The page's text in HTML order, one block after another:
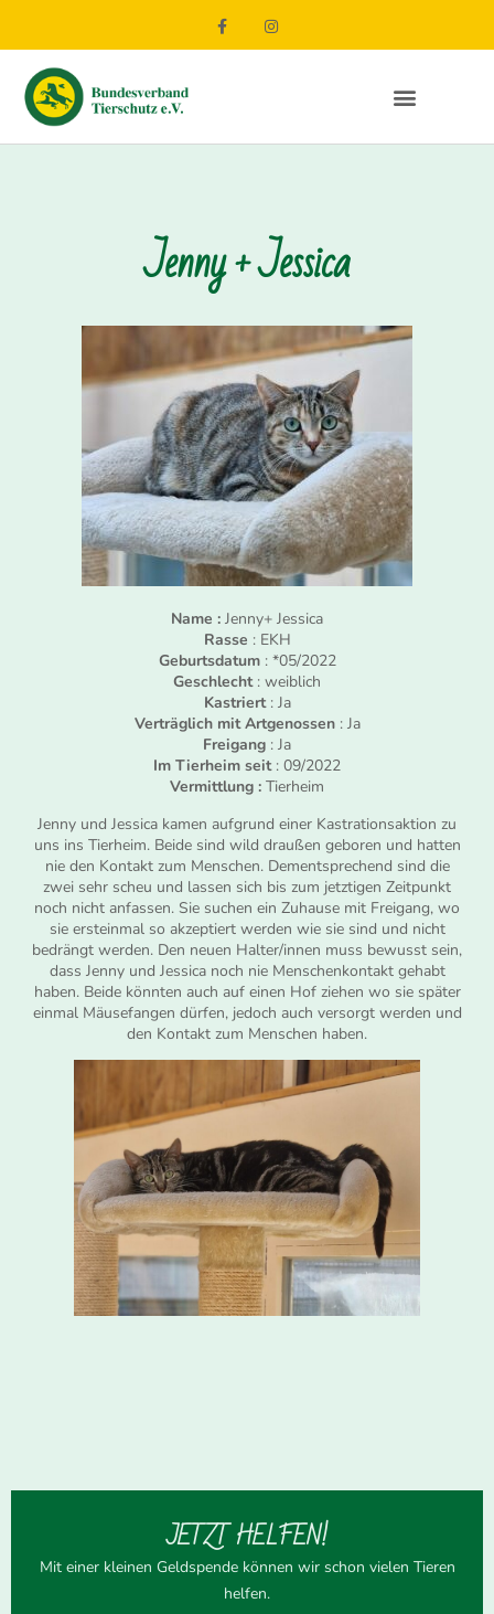
Jenny + Jessica
Name : Jenny+ Jessica
Rasse : EKH
Geburtsdatum: *05/2022
Geschlecht: weiblich
Kastriert: Ja
Verträglich mit Artgenossen: Ja
Freigang : Ja
Im Tierheim seit: 09/2022
Vermittlung : Tierheim
Jenny und Jessica kamen aufgrund einer Kastrationsaktion zu
uns ins Tierheim. Beide sind wild draußen geboren und hatten
nie den Kontakt zum Menschen. Dementsprechend sind die
zwei sehr scheu und lassen sich bis zum jetztigen Zeitpunkt
noch nicht anfassen. Sie suchen ein Zuhause mit Freigang, wo
sie ersteinmal so akzeptiert werden wie sie sind und nicht
bedrängt werden. Den neuen Halter/innen muss bewusst sein,
dass Jenny und Jessica noch nie Menschenkontakt gehabt
haben. Beide könnten auch auf einen Hof ziehen wo sie später
einmal Mäusefangen dürfen, jedoch auch versorgt werden und
den Kontakt zum Menschen haben.
JETZT HELFEN!
Mit einer kleinen Geldspende können wir schon vielen Tieren
helfen.